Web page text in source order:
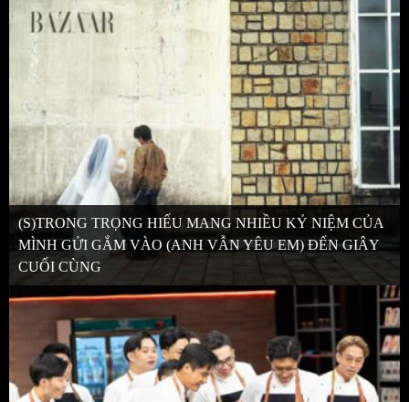
(S)TRONG TRỌNG HIẾU MANG NHIỀU KỶ NIỆM CỦA
MÌNH GỬI GẮM VÀO (ANH VẪN YÊU EM) ĐẾN GIÂY
CUỐI CÙNG